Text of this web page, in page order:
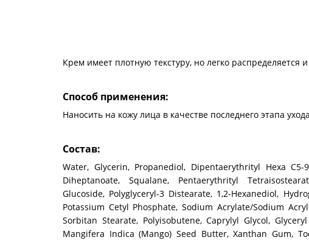
Крем имеет плотную текстуру, но легко распределяется
Способ применения:
Наносить на кожу лица в качестве последнего этапа
Состав:
Water, Glycerin, Propanediol, Dipentaerythrityl Hexa
Diheptanoate, Squalane, Pentaerythrityl
Glucoside, Polyglyceryl-3 Distearate, 1,2-Hexanediol,
Potassium Cetyl Phosphate, Sodium Acrylate/Sodium
Sorbitan Stearate, Polyisobutene, Caprylyl Glycol,
Mangifera Indica (Mango) Seed Butter, Xanthan Gum,